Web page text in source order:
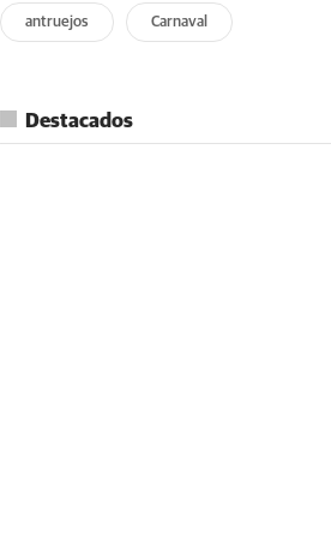
antruejos Carnaval
Destacados